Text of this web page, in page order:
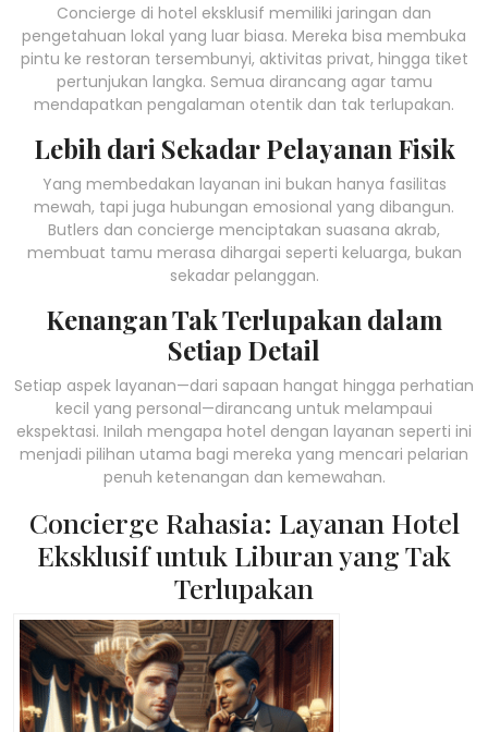
Concierge di hotel eksklusif memiliki jaringan dan
pengetahuan lokal yang luar biasa. Mereka bisa membuka
pintu ke restoran tersembunyi, aktivitas privat, hingga tiket
pertunjukan langka. Semua dirancang agar tamu
mendapatkan pengalaman otentik dan tak terlupakan.
Lebih dari Sekadar Pelayanan Fisik
Yang membedakan layanan ini bukan hanya fasilitas
mewah, tapi juga hubungan emosional yang dibangun.
Butlers dan concierge menciptakan suasana akrab,
membuat tamu merasa dihargai seperti keluarga, bukan
sekadar pelanggan.
Kenangan Tak Terlupakan dalam
Setiap Detail
Setiap aspek layanan—dari sapaan hangat hingga perhatian
kecil yang personal—dirancang untuk melampaui
ekspektasi. Inilah mengapa hotel dengan layanan seperti ini
menjadi pilihan utama bagi mereka yang mencari pelarian
penuh ketenangan dan kemewahan.
Concierge Rahasia: Layanan Hotel
Eksklusif untuk Liburan yang Tak
Terlupakan